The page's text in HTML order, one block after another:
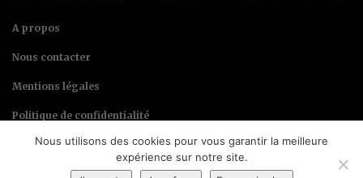
A propos
Nous contacter
Mentions légales
Politique de confidentialité
Nous utilisons des cookies pour vous garantir la meilleure
expérience sur notre site.